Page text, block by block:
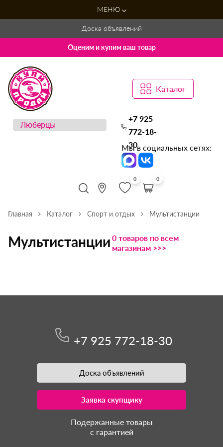
МЕНЮ
Доска объявлений
Оценим и купим ваш товар
Каталог
+7 925
772-18-
30
Мы в социальных сетях:
0 0
Главная Каталог Спорт и отдых Мультистанции
Мультистанции 0 товаров по всем
магазинам >>>
+7 925 772-18-30
Доска объявлений
Заявка скупщику
Подержанные товары
с гарантией